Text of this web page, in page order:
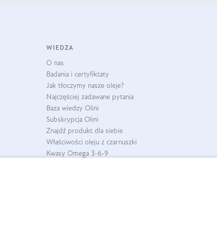
WIEDZA
O nas
Badania i certyfiktaty
Jak tłoczymy nasze oleje?
Najczęściej zadawane pytania
Baza wiedzy Olini
Subskrypcja Olini
Znajdź produkt dla siebie
Właściwości oleju z czarnuszki
Kwasy Omega 3-6-9